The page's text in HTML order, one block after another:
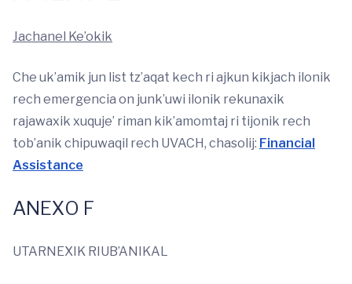
Jachanel Ke’okik
Che uk’amik jun list tz’aqat kech ri ajkun kikjach ilonik
rech emergencia on junk’uwi ilonik rekunaxik
rajawaxik xuquje’ riman kik’amomtaj ri tijonik rech
tob’anik chipuwaqil rech UVACH, chasolij: Financial
Assistance
ANEXO F
UTARNEXIK RIUB’ANIKAL